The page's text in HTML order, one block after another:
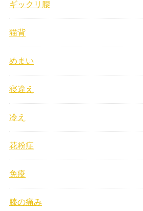
ギックリ腰
猫背
めまい
寝違え
冷え
花粉症
免疫
膝の痛み